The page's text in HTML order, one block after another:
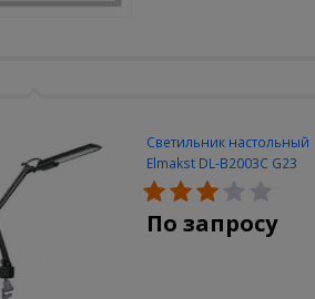
Светильник настольный
Elmakst DL-B2003C G23
черный струбцина
По запросу